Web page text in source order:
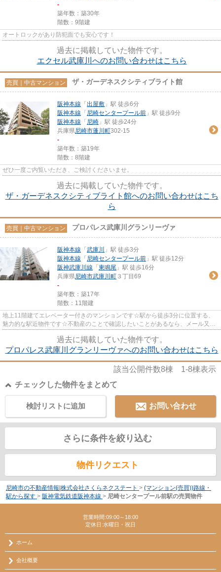
-
築年数：築30年
階数：9階建
オートロックがあり防犯面でも安心です！
過去に掲載していた物件です。
エクセル武庫川へのお問い合わせはこちら
売買｜中古マンション ザ・ガーデネスクシティブライト館
阪神本線 「 出屋敷 」駅 徒歩6分
阪神本線 「 尼崎センタープール前 」駅 徒歩9分
阪神本線 「 尼崎 」駅 徒歩24分
兵庫県尼崎市蓬川町302-15
-
築年数：築19年
階数：8階建
ぜひ一度ご内覧いただき、ご検討くださいませ。
過去に掲載していた物件です。
ザ・ガーデネスクシティブライト館へのお問い合わせはこち
ら
売買｜中古マンション プロパレス武庫川グランリーヴァ
阪神本線 「 武庫川
」駅 徒歩3分
阪神本線 「 尼崎センタープール前 」駅 徒歩12分
阪神武庫川線 「 東鳴尾 」駅 徒歩16分
兵庫県尼崎市武庫川町 ３丁目69
-
築年数：築17年
階数：11階建
地上11階建てエレベーター付きのマンションです☆駅から徒歩3分に位置する、
魅力的な駅近物件です☆不動産のことで確認したいことがあるなら、メール又は
過去に掲載していた物件です。
プロパレス武庫川グランリーヴァへのお問い合わせはこちら
該当公開件数8棟 1-8棟表示
チェックした物件をまとめて
お問い合わせ
検討リストに追加
さらに条件を絞り込む
物件リクエスト
尼崎市の不動産情報|株式会社さくらネクステート > (マンション(売買))路線・
駅から探す > 阪神電気鉄道阪神本線 > 尼崎センタープール前駅の売買物件
営業時間:09:00～18:00
定休日:水曜日・祝日
ホーム
会社概要